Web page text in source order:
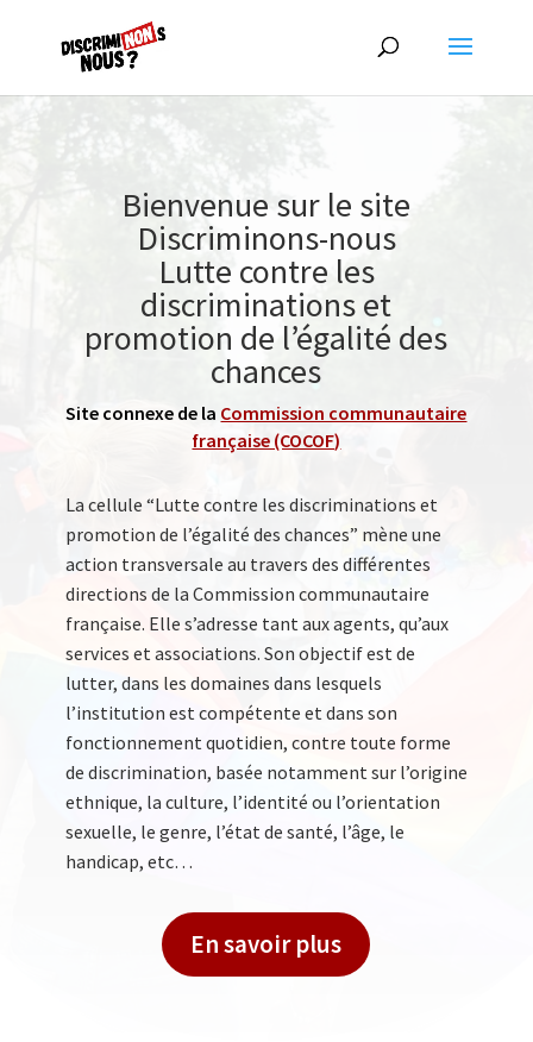
Bienvenue sur le site
Discriminons-nous
Lutte contre les
discriminations et
promotion de l’égalité des
chances
Site connexe de la Commission communautaire
française (COCOF)
La cellule “Lutte contre les discriminations et
promotion de l’égalité des chances” mène une
action transversale au travers des différentes
directions de la Commission communautaire
française. Elle s’adresse tant aux agents, qu’aux
services et associations. Son objectif est de
lutter, dans les domaines dans lesquels
l’institution est compétente et dans son
fonctionnement quotidien, contre toute forme
de discrimination, basée notamment sur l’origine
ethnique, la culture, l’identité ou l’orientation
sexuelle, le genre, l’état de santé, l’âge, le
handicap, etc…
En savoir plus